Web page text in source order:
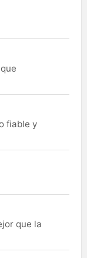
fiable y
que la